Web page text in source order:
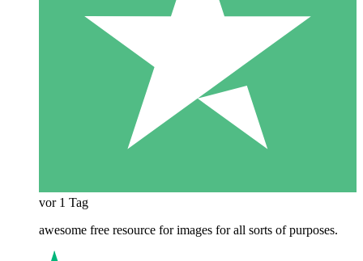
vor 1 Tag
awesome free resource for images for all sorts of purposes.